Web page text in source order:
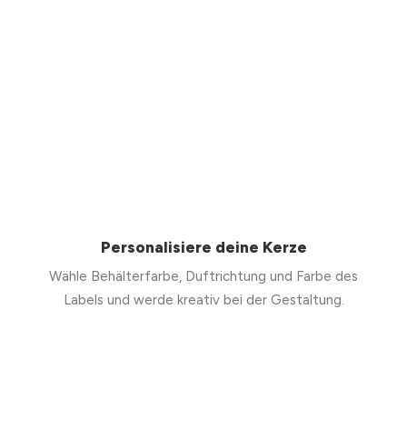
Personalisiere deine Kerze
Wähle Behälterfarbe, Duftrichtung und Farbe des
Labels und werde kreativ bei der Gestaltung.